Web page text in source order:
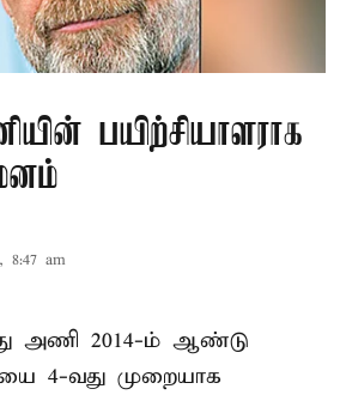
பயிற்சியாளராக
8:47 am
அணி 2014-ம் ஆண்டு
4-வது முறையாக